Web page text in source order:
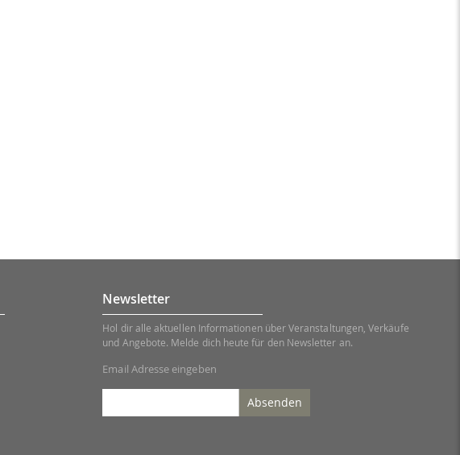
Newsletter
Hol dir alle aktuellen Informationen über Veranstaltungen, Verkäufe
und Angebote. Melde dich heute für den Newsletter an.
Email Adresse eingeben
Absenden